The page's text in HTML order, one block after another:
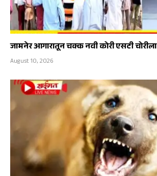
जामनेर आगारातून चक्क नवी कोरी एसटी चोरीला
August 10, 2026